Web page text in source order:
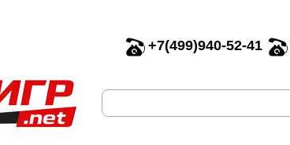
+7(499)940-52-41